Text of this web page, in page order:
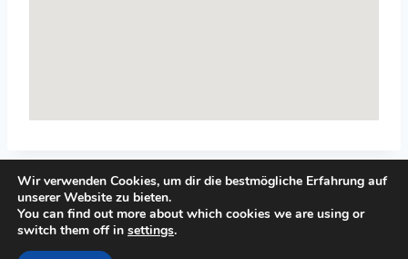
© 2026 Top-Systemisches-Coaching.de
Wir verwenden Cookies, um dir die bestmögliche Erfahrung auf
unserer Website zu bieten.
You can find out more about which cookies we are using or
switch them off in settings.